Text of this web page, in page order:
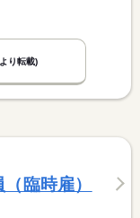
り転載)
臨時雇）